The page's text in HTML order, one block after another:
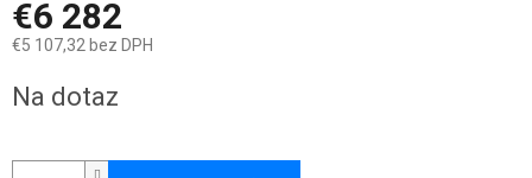
€6 282
€5 107,32 bez DPH
cena:
Na dotaz